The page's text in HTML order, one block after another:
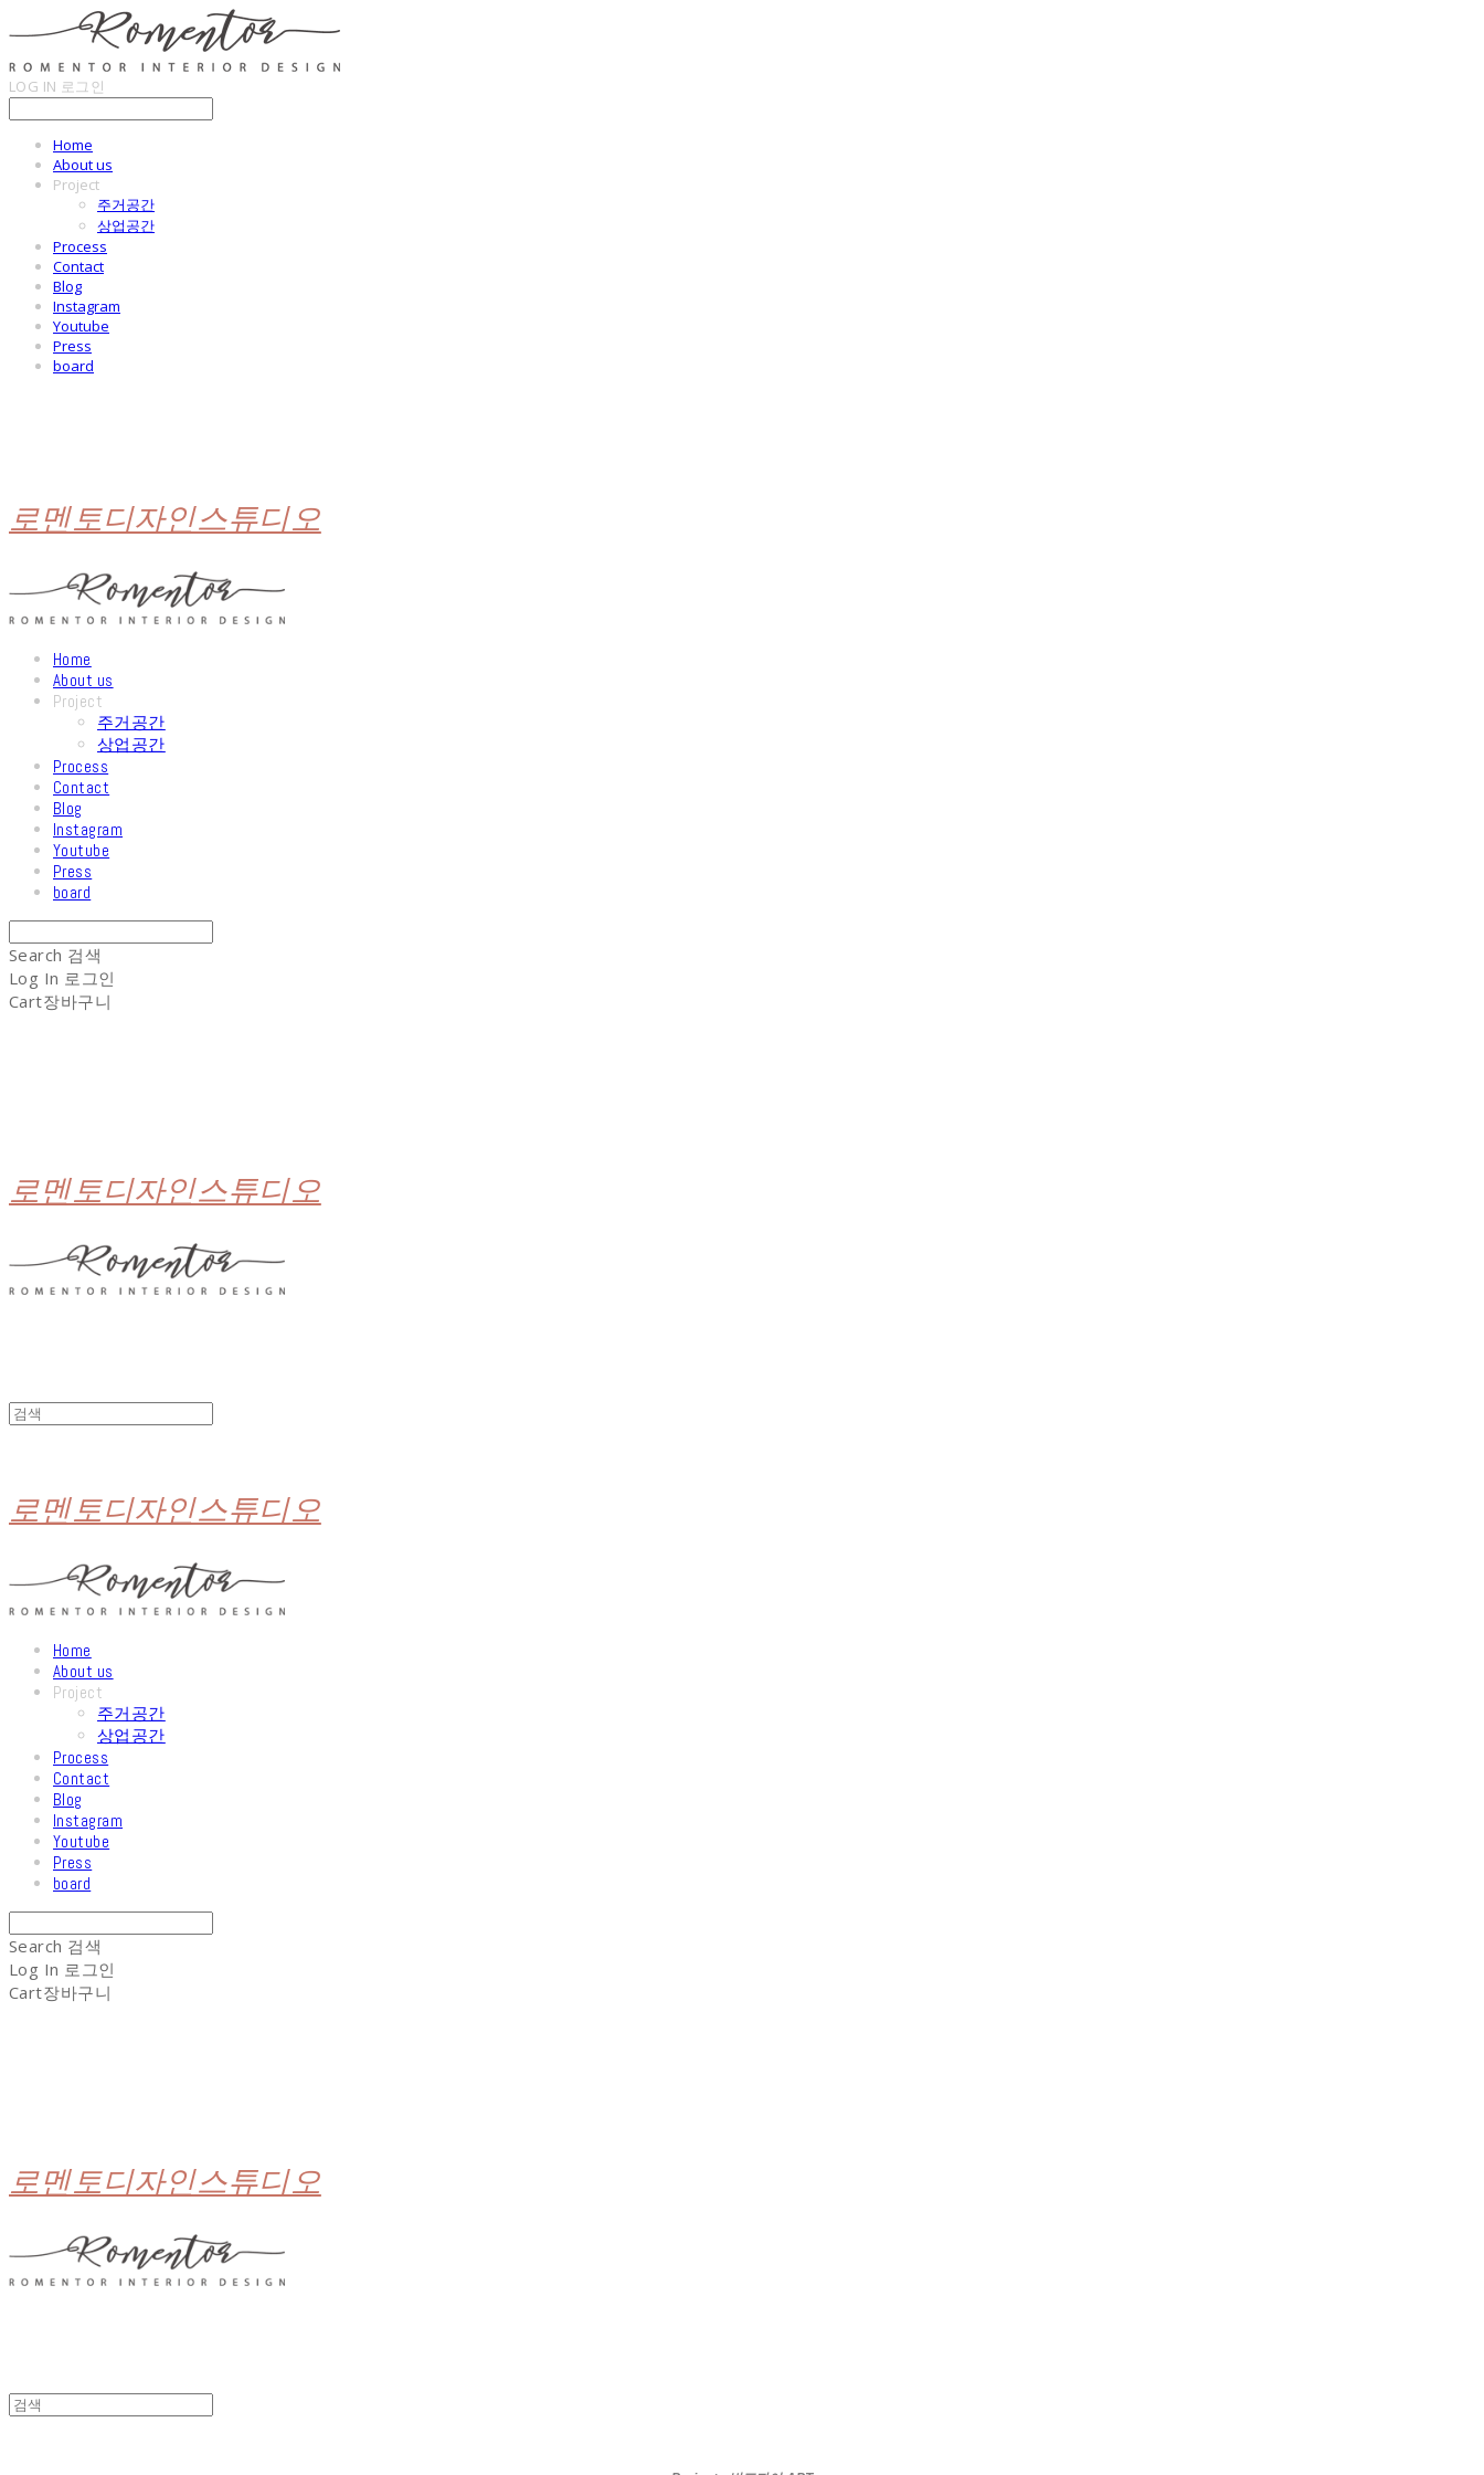
LOG IN 로그인
Home
About us
Project
주거공간
상업공간
Process
Contact
Blog
Instagram
Youtube
Press
board
로멘토디자인스튜디오
Home
About us
Project
주거공간
상업공간
Process
Contact
Blog
Instagram
Youtube
Press
board
Search 검색
Log In 로그인
Cart장바구니
로멘토디자인스튜디오
로멘토디자인스튜디오
Home
About us
Project
주거공간
상업공간
Process
Contact
Blog
Instagram
Youtube
Press
board
Search 검색
Log In 로그인
Cart장바구니
로멘토디자인스튜디오